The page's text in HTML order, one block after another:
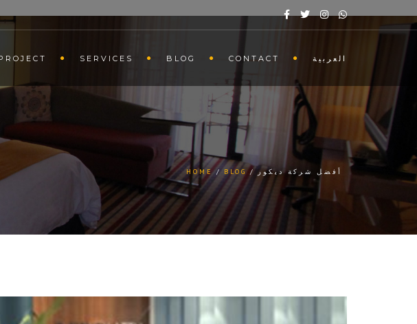
SERVICES BLOG CONTACT العربية
HOME BLOG أفضل شركة ديكور